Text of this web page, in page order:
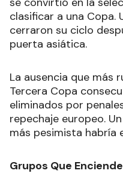
clasificar a una Copa.
cerraron su ciclo
puerta asiática.
La ausencia que más
Tercera Copa
eliminados por
repechaje europeo.
más pesimista habría
Grupos Que